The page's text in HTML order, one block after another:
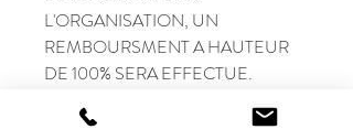
L'ORGANISATION, UN
REMBOURSMENT A HAUTEUR
DE 100% SERA EFFECTUE.
UNE ASSURANCE AUTO EN